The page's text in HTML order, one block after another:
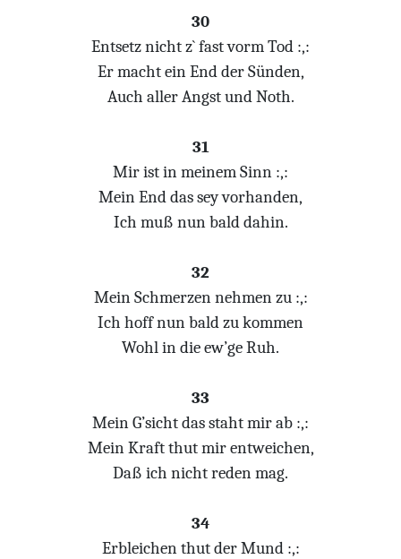
30
Entsetz nicht z` fast vorm Tod :,:
Er macht ein End der Sünden,
Auch aller Angst und Noth.
31
Mir ist in meinem Sinn :,:
Mein End das sey vorhanden,
Ich muß nun bald dahin.
32
Mein Schmerzen nehmen zu :,:
Ich hoff nun bald zu kommen
Wohl in die ew’ge Ruh.
33
Mein G’sicht das staht mir ab :,:
Mein Kraft thut mir entweichen,
Daß ich nicht reden mag.
34
Erbleichen thut der Mund :,: